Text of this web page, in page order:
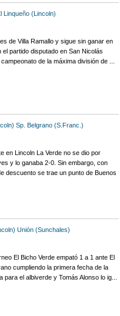
Linqueño (Lincoln)
de Villa Ramallo y sigue sin ganar en
el partido disputado en San Nicolás
de la máxima división de ...
Sp. Belgrano (S.Franc.)
en Lincoln La Verde no se dio por
y lo ganaba 2-0. Sin embargo, con
descuento se trae un punto de Buenos
Unión (Sunchales)
El Bicho Verde empató 1 a 1 ante El
cumpliendo la primera fecha de la
el albiverde y Tomás Alonso lo ig...